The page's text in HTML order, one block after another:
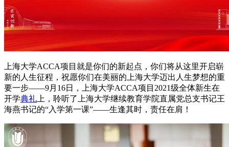
上海大学ACCA项目就是你们的新起点，你们将从这里开启崭
新的人生征程，祝愿你们在美丽的上海大学迈出人生梦想的重
要一步——9月16日，上海大学ACCA项目2021级全体新生在
开学典礼 上，聆听了上海大学继续教育学院直属党总支书记王
海燕书记的“入学第一课”——生逢其时，责任在肩！